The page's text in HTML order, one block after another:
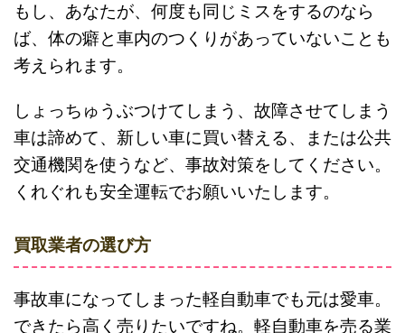
もし、あなたが、何度も同じミスをするのなら
ば、体の癖と車内のつくりがあっていないことも
考えられます。
しょっちゅうぶつけてしまう、故障させてしまう
車は諦めて、新しい車に買い替える、または公共
交通機関を使うなど、事故対策をしてください。
くれぐれも安全運転でお願いいたします。
買取業者の選び方
事故車になってしまった軽自動車でも元は愛車。
できたら高く売りたいですね。軽自動車を売る業